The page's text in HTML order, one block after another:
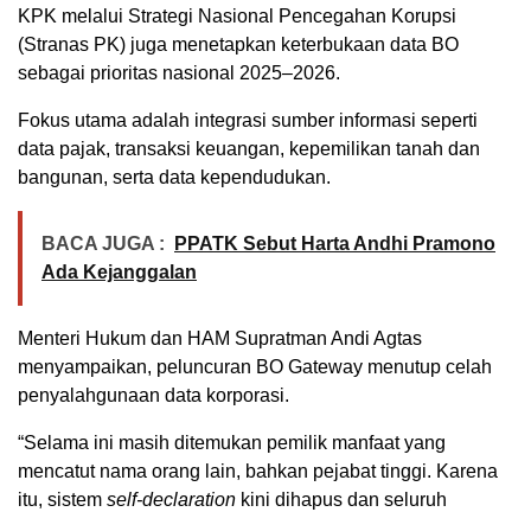
KPK melalui Strategi Nasional Pencegahan Korupsi
(Stranas PK) juga menetapkan keterbukaan data BO
sebagai prioritas nasional 2025–2026.
Fokus utama adalah integrasi sumber informasi seperti
data pajak, transaksi keuangan, kepemilikan tanah dan
bangunan, serta data kependudukan.
BACA JUGA :
PPATK Sebut Harta Andhi Pramono
Ada Kejanggalan
Menteri Hukum dan HAM Supratman Andi Agtas
menyampaikan, peluncuran BO Gateway menutup celah
penyalahgunaan data korporasi.
“Selama ini masih ditemukan pemilik manfaat yang
mencatut nama orang lain, bahkan pejabat tinggi. Karena
itu, sistem self-declaration kini dihapus dan seluruh